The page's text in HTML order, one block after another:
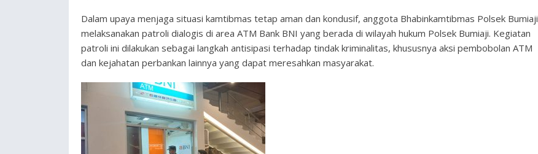
Dalam upaya menjaga situasi kamtibmas tetap aman dan kondusif, anggota Bhabinkamtibmas Polsek Bumiaji
melaksanakan patroli dialogis di area ATM Bank BNI yang berada di wilayah hukum Polsek Bumiaji. Kegiatan
patroli ini dilakukan sebagai langkah antisipasi terhadap tindak kriminalitas, khususnya aksi pembobolan ATM
dan kejahatan perbankan lainnya yang dapat meresahkan masyarakat.